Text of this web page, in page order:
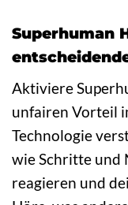
Superhuman
Aktiviere
unfairen Vorteil
Technologie
wie Schritte und
reagieren und